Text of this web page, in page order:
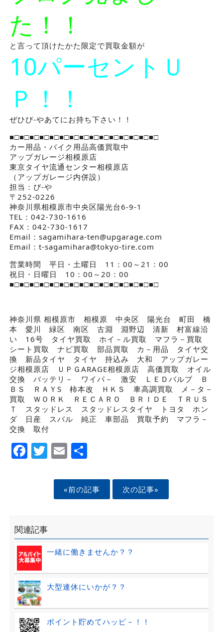
た！！
と言って頂けたかた限定で買取金額が
10パーセントＵ
Ｐ！！
ぜひぴ-やあてにお持ち下さい！！
■□■□■□■□■□■□■□■□■□■□■□■□■□■□■□
カー用品・バイク用品高価買取中
アップガレージ相模原店
東京タイヤ流通センター相模原店
（アップガレージ内併設）
担当：ぴ-や
〒252-0226
神奈川県相模原市中央区陽光台6-9-1
TEL：042-730-1616
FAX：042-730-1617
Email：sagamihara-ten@upgarage.com
Email：t-sagamihara@tokyo-tire.com
営業時間 平日・土曜日 11：00～21：00
祝日・日曜日 10：00～20：00
■□■□■□■□■□■□■□■□■□■□■□■□■□■□■□
神奈川県 相模原市 相模原 中央区 陽光台 町田 橋
本 愛川 緑区 南区 古淵 淵野辺 清新 村富線沿
い 16号 タイヤ買取 ホイ－ル買取 マフラ－買取
シート買取 ナビ買取 部品買取 カ－用品 タイヤ交
換 新品タイヤ タイヤ 持込み 大和 アップガレー
ジ相模原店 ＵＰＧARAGE相模原店 高価買取 オイル
交換 バッテリ－ ワイパ－ 激安 ＬＥＤバルブ Ｂ
ＢＳ ＲＡＹS 柿本改 ＨＫＳ 車高調買取 メ－タ－
買取 ＷＯＲＫ ＲＥＣＡＲＯ ＢＲＩＤＥ ＴＲＵＳ
Ｔ スタッドレス スタッドレスタイヤ トヨタ ホン
ダ 日産 スバル 純正 車部品 買取予約 マフラ－
交換 取付
Facebook
Twitter
EmailShare
«前の記事 次の記事»
関連記事
一緒に働きませんか？？
大型連休にいかが？？
ポイント貯めてハッピ－！！